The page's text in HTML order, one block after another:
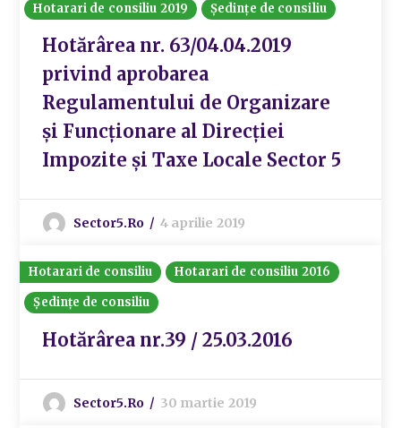
Hotarari de consiliu 2019
Ședințe de consiliu
Hotărârea nr. 63/04.04.2019
privind aprobarea
Regulamentului de Organizare
și Funcționare al Direcției
Impozite și Taxe Locale Sector 5
Sector5.ro 4 aprilie 2019
Hotarari de consiliu
Hotarari de consiliu 2016
Ședințe de consiliu
Hotărârea nr.39 / 25.03.2016
Sector5.ro 30 martie 2019